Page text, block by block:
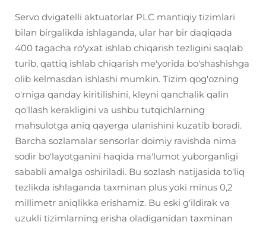
Servo dvigatelli aktuatorlar PLC mantiqiy tizimlari
bilan birgalikda ishlaganda, ular har bir daqiqada
400 tagacha ro'yxat ishlab chiqarish tezligini saqlab
turib, qattiq ishlab chiqarish me'yorida bo'shashishga
olib kelmasdan ishlashi mumkin. Tizim qog'ozning
o'rniga qanday kiritilishini, kleyni qanchalik qalin
qo'llash kerakligini va ushbu tutqichlarning
mahsulotga aniq qayerga ulanishini kuzatib boradi.
Barcha sozlamalar sensorlar doimiy ravishda nima
sodir bo'layotganini haqida ma'lumot yuborganligi
sababli amalga oshiriladi. Bu sozlash natijasida to'liq
tezlikda ishlaganda taxminan plus yoki minus 0,2
millimetr aniqlikka erishamiz. Bu eski g'ildirak va
uzukli tizimlarning erisha oladiganidan taxminan